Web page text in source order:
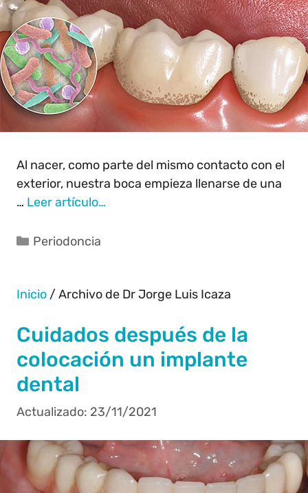
Al nacer, como parte del mismo contacto con el
exterior, nuestra boca empieza llenarse de una
… Leer artículo…
Periodoncia
Inicio /Archivo de Dr Jorge Luis Icaza
Cuidados después de la
colocación un implante
dental
23/11/2021